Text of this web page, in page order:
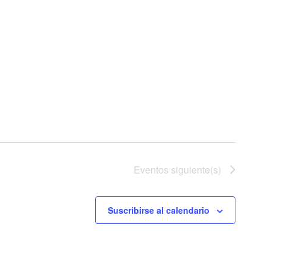
Eventos siguiente(s)
Suscribirse al calendario